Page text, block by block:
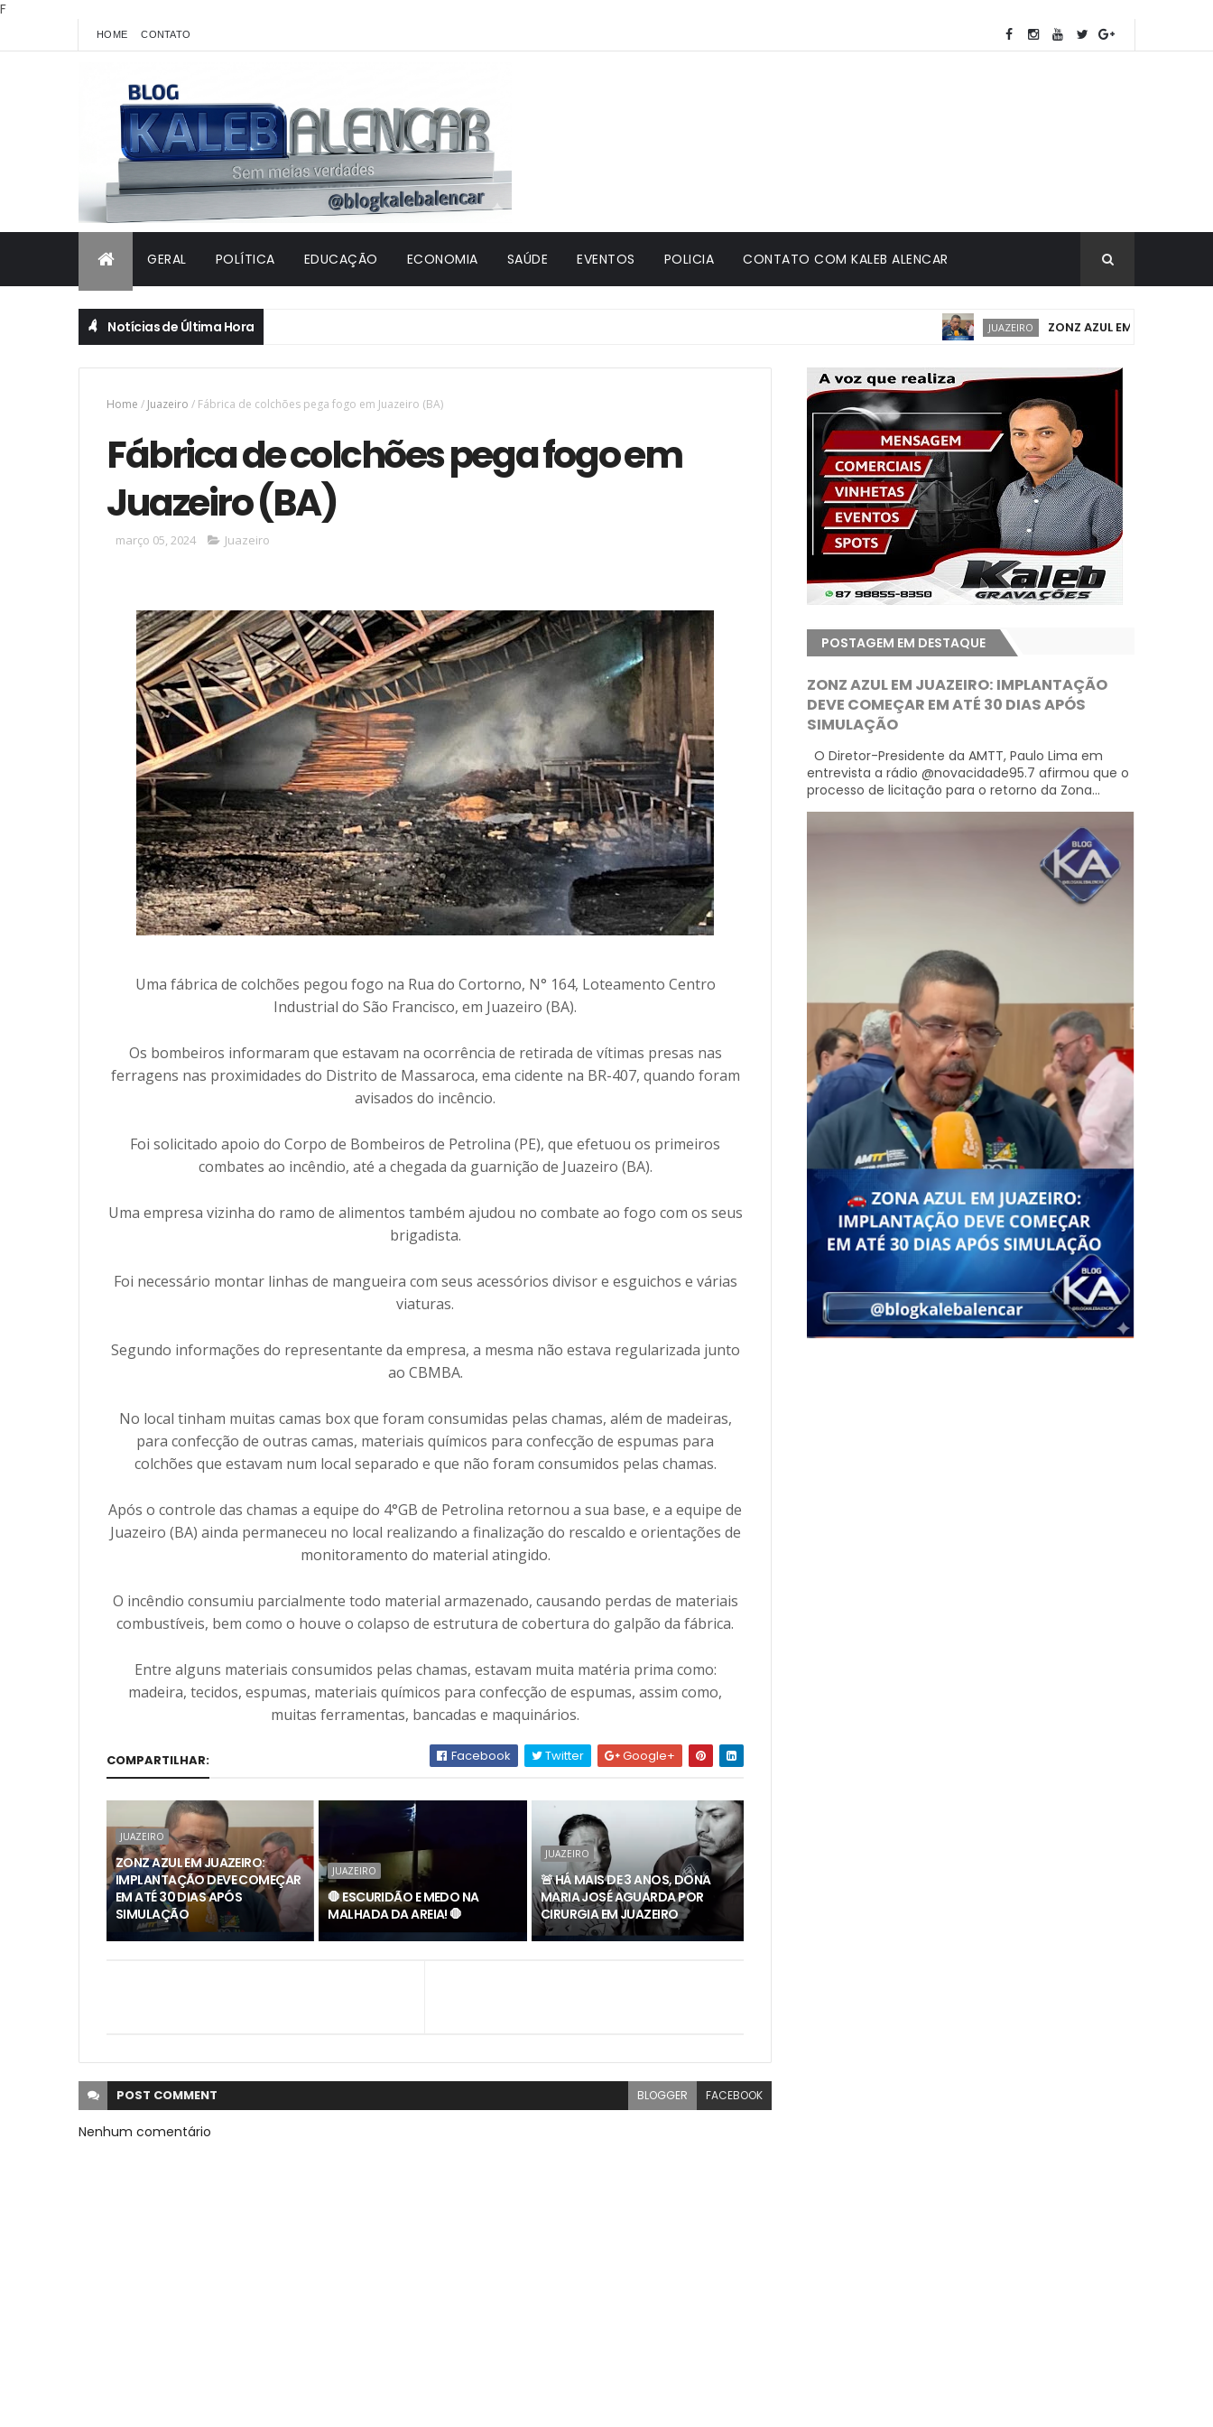
F
HOME CONTATO
GERAL POLÍTICA EDUCAÇÃO ECONOMIA SAÚDE EVENTOS POLICIA CONTATO COM KALEB ALENCAR
Notícias de Última Hora JUAZEIRO ZONZ AZUL EM JUAZEIRO:
Home / Juazeiro / Fábrica de colchões pega fogo em Juazeiro (BA)
Fábrica de colchões pega fogo em
Juazeiro (BA)
março 05, 2024 Juazeiro
Uma fábrica de colchões pegou fogo na Rua do Cortorno, N° 164, Loteamento Centro
Industrial do São Francisco, em Juazeiro (BA).
Os bombeiros informaram que estavam na ocorrência de retirada de vítimas presas nas
ferragens nas proximidades do Distrito de Massaroca, ema cidente na BR-407, quando foram
avisados do incêncio.
Foi solicitado apoio do Corpo de Bombeiros de Petrolina (PE), que efetuou os primeiros
combates ao incêndio, até a chegada da guarnição de Juazeiro (BA).
Uma empresa vizinha do ramo de alimentos também ajudou no combate ao fogo com os seus
brigadista.
Foi necessário montar linhas de mangueira com seus acessórios divisor e esguichos e várias
viaturas.
Segundo informações do representante da empresa, a mesma não estava regularizada junto
ao CBMBA.
No local tinham muitas camas box que foram consumidas pelas chamas, além de madeiras,
para confecção de outras camas, materiais químicos para confecção de espumas para
colchões que estavam num local separado e que não foram consumidos pelas chamas.
Após o controle das chamas a equipe do 4°GB de Petrolina retornou a sua base, e a equipe de
Juazeiro (BA) ainda permaneceu no local realizando a finalização do rescaldo e orientações de
monitoramento do material atingido.
O incêndio consumiu parcialmente todo material armazenado, causando perdas de materiais
combustíveis, bem como o houve o colapso de estrutura de cobertura do galpão da fábrica.
Entre alguns materiais consumidos pelas chamas, estavam muita matéria prima como:
madeira, tecidos, espumas, materiais químicos para confecção de espumas, assim como,
muitas ferramentas, bancadas e maquinários.
COMPARTILHAR: Facebook Twitter Google+
JUAZEIRO
ZONZ AZUL EM JUAZEIRO:
IMPLANTAÇÃO DEVE COMEÇAR
EM ATÉ 30 DIAS APÓS
SIMULAÇÃO
JUAZEIRO
🛑 ESCURIDÃO E MEDO NA
MALHADA DA AREIA! 🛑
JUAZEIRO
🚨 HÁ MAIS DE 3 ANOS, DONA
MARIA JOSÉ AGUARDA POR
CIRURGIA EM JUAZEIRO
POST COMMENT BLOGGER FACEBOOK
Nenhum comentário
POSTAGEM EM DESTAQUE
ZONZ AZUL EM JUAZEIRO: IMPLANTAÇÃO
DEVE COMEÇAR EM ATÉ 30 DIAS APÓS
SIMULAÇÃO
O Diretor-Presidente da AMTT, Paulo Lima em
entrevista a rádio @novacidade95.7 afirmou que o
processo de licitação para o retorno da Zona...